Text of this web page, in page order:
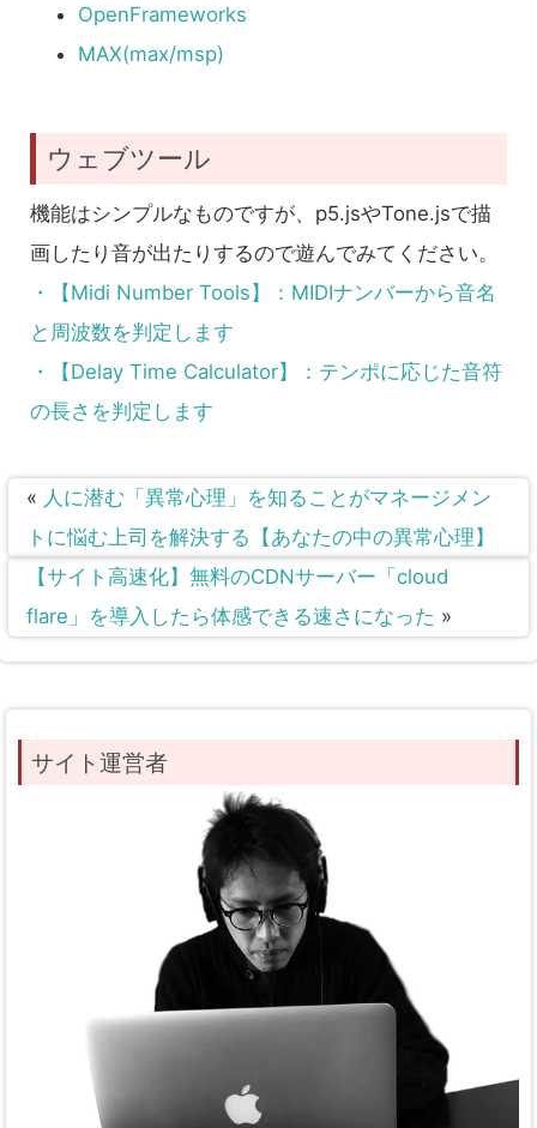
OpenFrameworks
MAX(max/msp)
ウェブツール
機能はシンプルなものですが、p5.jsやTone.jsで描
画したり音が出たりするので遊んでみてください。
・【Midi Number Tools】：MIDIナンバーから音名
と周波数を判定します
・【Delay Time Calculator】：テンポに応じた音符
の長さを判定します
« 人に潜む「異常心理」を知ることがマネージメン
トに悩む上司を解決する【あなたの中の異常心理】
【サイト高速化】無料のCDNサーバー「cloud
flare」を導入したら体感できる速さになった »
サイト運営者